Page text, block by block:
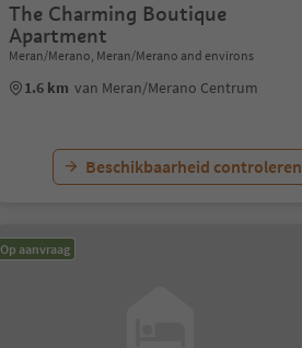
The Charming Boutique
Apartment
Meran/Merano, Meran/Merano and environs
1.6 km van Meran/Merano Centrum
Beschikbaarheid controleren
Op aanvraag